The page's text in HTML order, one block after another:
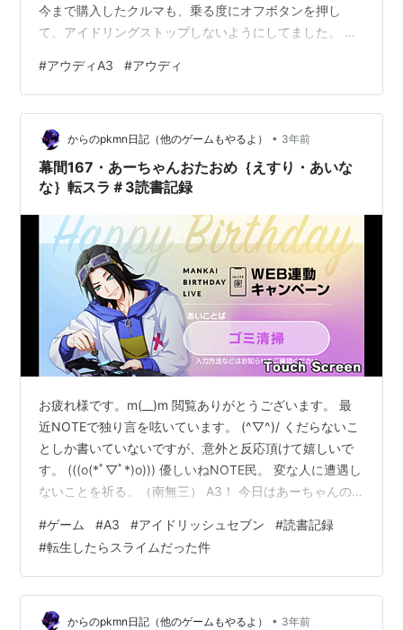
今まで購入したクルマも、乗る度にオフボタンを押し
て、アイドリングストップしないようにしてました。 で
つの理由があるからです。 理由１：音や振動が気になら
ない！ 理由２：アイドリングストップオフにできるのは
完全停止した時だけ 理由１：音や振動が気にならない！
アイドリングストップから復帰する時、一般的なクルマ
はセルモーターが回るため、音や振動が結構あります
が、A3は24Vハイブリッドシステム…
#アウディA3 #アウディ
からのpkmn日記（他のゲームもやるよ） • 3年前
幕間167・あーちゃんおたおめ｛えすり・あいな
な｝転スラ＃3読書記録
お疲れ様です。m(__)m 閲覧ありがとうございます。 最
近NOTEで独り言を呟いています。 (^▽^)/ くだらないこ
としか書いていないですが、意外と反応頂けて嬉しいで
す。 (((o(*ﾟ▽ﾟ*)o))) 優しいねNOTE民。 変な人に遭遇し
ないことを祈る。（南無三） A3！ 今日はあーちゃんの
ずｗ Σ(￣ロ￣lll)ｶﾞｰﾝ とりあえずあーちゃん可愛い。
(^▽^)/ 秋組の舞台が今から楽しみです。 うわあ、ドキド
キ。生で見られる。役者さんのことは詳しくないのです
がみんな可愛い。 あいなな いやあ、可愛いすわあ。 み
んな一生懸命だから余計…
#ゲーム #A3 #アイドリッシュセブン #読書記録
#転生したらスライムだった件
からのpkmn日記（他のゲームもやるよ） • 3年前